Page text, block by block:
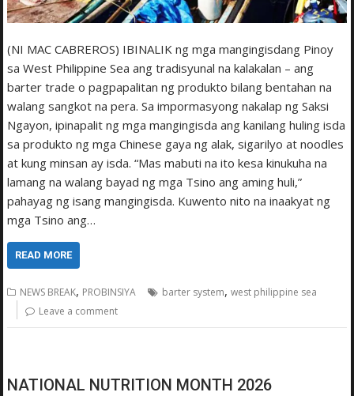
(NI MAC CABREROS) IBINALIK ng mga mangingisdang Pinoy
sa West Philippine Sea ang tradisyunal na kalakalan – ang
barter trade o pagpapalitan ng produkto bilang bentahan na
walang sangkot na pera. Sa impormasyong nakalap ng Saksi
Ngayon, ipinapalit ng mga mangingisda ang kanilang huling isda
sa produkto ng mga Chinese gaya ng alak, sigarilyo at noodles
at kung minsan ay isda. “Mas mabuti na ito kesa kinukuha na
lamang na walang bayad ng mga Tsino ang aming huli,”
pahayag ng isang mangingisda. Kuwento nito na inaakyat ng
mga Tsino ang…
READ MORE
NEWS BREAK, PROBINSIYA barter system,west philippine sea
Leave a comment
NATIONAL NUTRITION MONTH 2026